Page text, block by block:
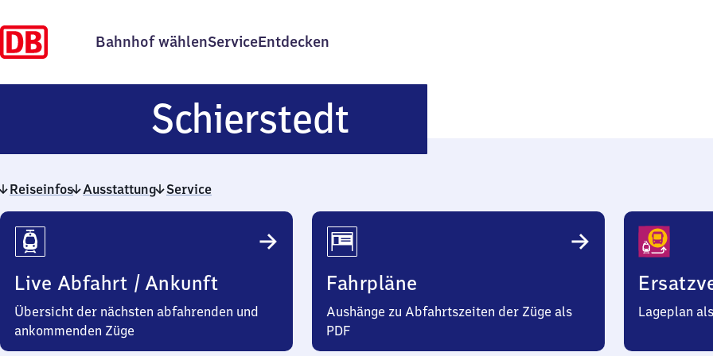
Bahnhof wählenServiceEntdecken
Schierstedt
Reiseinfos Ausstattung Service
Reiseinfos
Live Abfahrt / Ankunft
Übersicht der nächsten abfahrenden und
ankommenden Züge
Fahrpläne
Aushänge zu Abfahrtszeiten der Züge als
PDF
Lageplan